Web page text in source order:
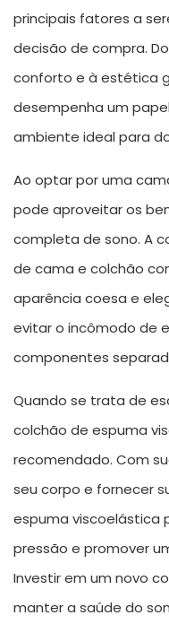
principais fatores a
decisão de compra.
conforto e à estética
desempenha um
ambiente ideal para
Ao optar por uma
pode aproveitar os
completa de sono. A
de cama e colchão
aparência coesa e
evitar o incômodo de
componentes
Quando se trata de
colchão de espuma
recomendado. Com
seu corpo e fornecer
espuma viscoelástica
pressão e promover
Investir em um novo
manter a saúde do